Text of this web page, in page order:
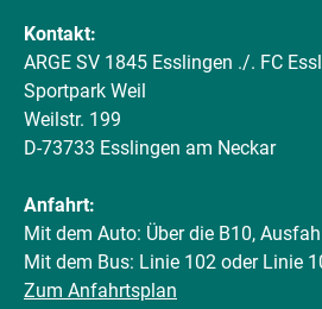
Kontakt:
ARGE SV 1845 Esslingen ./. FC
Sportpark Weil
Weilstr. 199
D-73733 Esslingen am Neckar
Anfahrt:
Mit dem Auto: Über die B10,
Mit dem Bus: Linie 102 oder Linie
Zum Anfahrtsplan